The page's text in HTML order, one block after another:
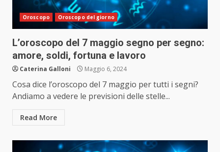
Oroscopo Oroscopo del giorno
L’oroscopo del 7 maggio segno per segno:
amore, soldi, fortuna e lavoro
Caterina Galloni Maggio 6, 2024
Cosa dice l’oroscopo del 7 maggio per tutti i segni?
Andiamo a vedere le previsioni delle stelle...
Read More